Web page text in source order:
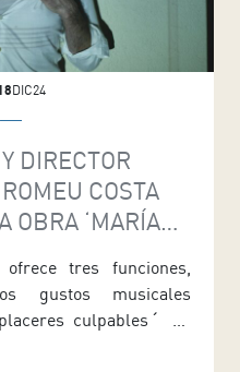
DIC24
DIRECTOR
COSTA
OBRA ‘MARÍA
tres funciones,
gustos musicales
culpablesˊ La